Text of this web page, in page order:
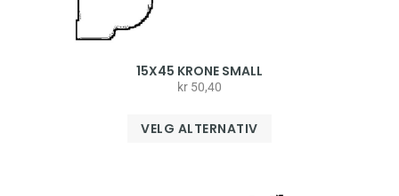
15X45 KRONE SMALL
kr 50,40
VELG ALTERNATIV